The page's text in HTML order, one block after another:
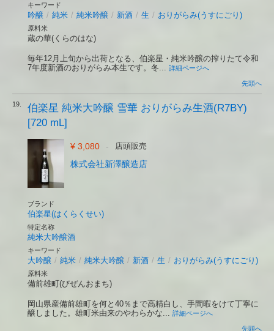
キーワード
吟醸 / 純米 / 純米吟醸 / 新酒 / 生 / おりがらみ(うすにごり)
原料米
蔵の華(くらのはな)
毎年12月上旬から出荷となる、伯楽星・純米吟醸の搾りたて令和
7年度新酒のおりがらみ本生です。冬... 詳細ページへ
先頭へ
19.
伯楽星 純米大吟醸 雪華 おりがらみ生酒(R7BY)
[720 mL]
¥ 3,080 - 店頭販売
株式会社新澤醸造店
ブランド
伯楽星(はくらくせい)
特定名称
純米大吟醸酒
キーワード
大吟醸 / 純米 / 純米大吟醸 / 新酒 / 生 / おりがらみ(うすにごり)
原料米
備前雄町(びぜんおまち)
岡山県産備前雄町を何と40％まで高精白し、手間暇をけて丁寧に
醸しました。雄町米由来のやわらかな... 詳細ページへ
先頭へ